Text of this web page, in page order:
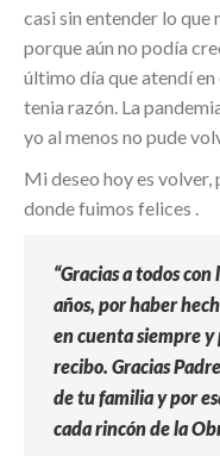
casi sin entender lo que
porque aún no podía
último día que atendí
tenia razón. La
yo al menos no pude
Mi deseo hoy es
donde fuimos felices .
“Gracias a todos
años, por haber
en cuenta siempre
recibo. Gracias
de tu familia y por
cada rincón de la